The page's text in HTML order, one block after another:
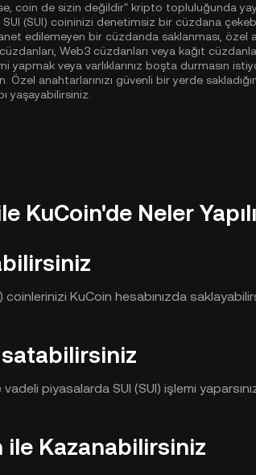
coin de sizin değildir" kripto topluluğunda
(SUI) coininizi denetimsiz bir cüzdana
edilemeyen bir cüzdanda saklanması, özel
Web3 cüzdanları veya kağıt
yapmak veya varlıklarınız boşta durmasın
Özel anahtarlarınızı güvenli bir yerde
yaşayabilirsiniz.
KuCoin'de Neler
coinlerinizi KuCoin hesabınızda
satabilirsiniz
piyasalarda SUI (SUI) işlemi
ile Kazanabilirsiniz